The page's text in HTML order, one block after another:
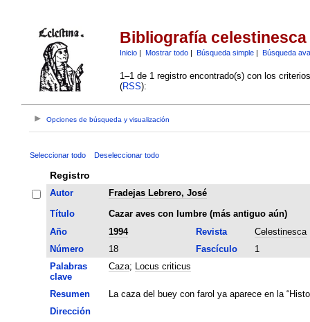
Bibliografía celestinesca
Inicio| Mostrar todo| Búsqueda simple| Búsqueda
1–1 de 1 registro encontrado(s) con los
(RSS):
Opciones de búsqueda y visualización
Seleccionar todo Deseleccionar todo
Registro
Autor
Fradejas Lebrero, José
Título
Cazar aves con lumbre (más antiguo aún)
Año
1994 Revista
Celestinesca
Número
18 Fascículo
1
Palabras
clave
Caza; Locus criticus
Resumen
La caza del buey con farol ya aparece en la
Dirección